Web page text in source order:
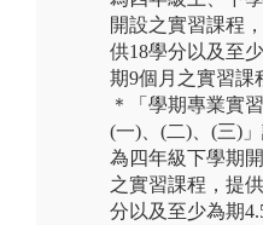
開設之實習課程
供18學分以及至
期9個月之實習課
＊「學期專業實習
(一)、(二)、(三)
為四年級下學期
之實習課程，提
分以及至少為期